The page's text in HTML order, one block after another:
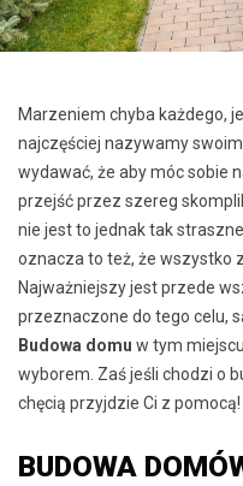
Marzeniem chyba każdego,
najczęściej nazywamy
wydawać, że aby móc sobie
przejść przez szereg
nie jest to jednak tak
oznacza to też, że wszystko
Najważniejszy jest przede
przeznaczone do tego celu,
Budowa domu w tym
wyborem. Zaś jeśli chodzi o
chęcią przyjdzie Ci z pomocą!
BUDOWA